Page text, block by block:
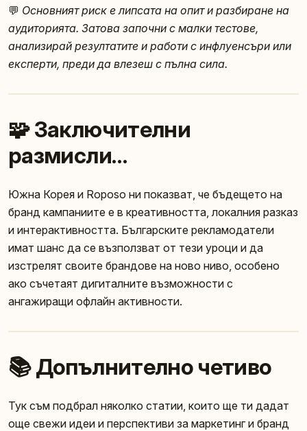
💬 Основният риск е липсата на опит и разбиране на
аудиторията. Затова започни с малки тестове,
анализирай резултатите и работи с инфлуенсъри или
експерти, преди да влезеш с пълна сила.
🧩 Заключителни
размисли…
Южна Корея и Roposo ни показват, че бъдещето на
бранд кампаниите е в креативността, локалния разказ
и интерактивността. Българските рекламодатели
имат шанс да се възползват от тези уроци и да
изстрелят своите брандове на ново ниво, особено
ако съчетаят дигиталните възможности с
ангажиращи офлайн активности.
📚 Допълнително четиво
Тук съм подбрал няколко статии, които ще ти дадат
още свежи идеи и перспективи за маркетинг и бранд